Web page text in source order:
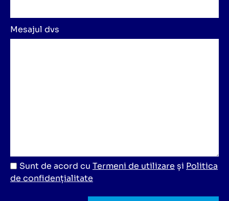
Mesajul dvs
Sunt de acord cu Termeni de utilizare și Politica
de confidențialitate